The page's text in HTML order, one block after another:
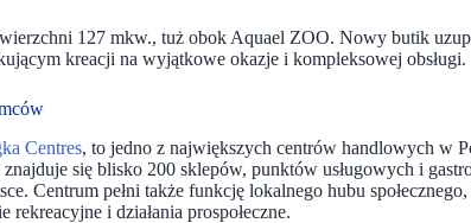
127 mkw., tuż obok Aquael ZOO. Nowy butik
kreacji na wyjątkowe okazje i kompleksowej obsługi.
Centres, to jedno z największych centrów handlowych w
się blisko 200 sklepów, punktów usługowych i
Centrum pełni także funkcję lokalnego hubu
rekreacyjne i działania prospołeczne.